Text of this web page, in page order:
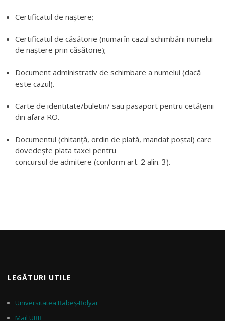
Certificatul de naștere;
Certificatul de căsătorie (numai în cazul schimbării numelui
de naștere prin căsătorie);
Document administrativ de schimbare a numelui (dacă
este cazul).
Carte de identitate/buletin/ sau pasaport pentru cetățenii
din afara RO.
Documentul (chitanță, ordin de plată, mandat poștal) care
dovedește plata taxei pentru
concursul de admitere (conform art. 2 alin. 3).
LEGĂTURI UTILE
Universitatea Babeș-Bolyai
Mail UBB